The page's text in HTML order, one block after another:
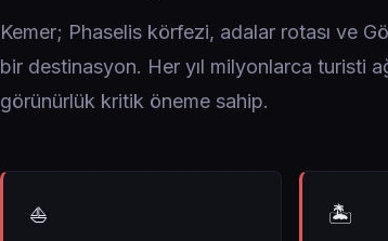
Kemer; Phaselis körfezi, adalar rotası ve
bir destinasyon. Her yıl milyonlarca turisti
görünürlük kritik öneme sahip.
⛵ 🏝️